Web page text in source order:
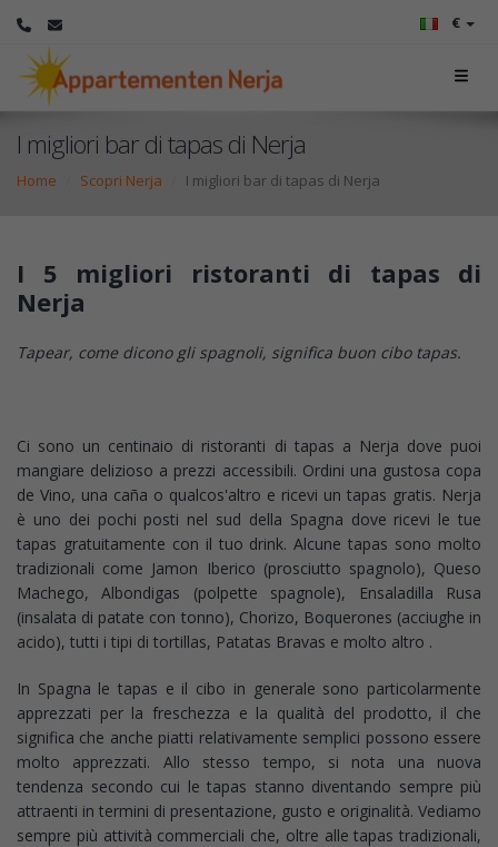
€
I migliori bar di tapas di Nerja
Home Scopri Nerja I migliori bar di tapas di Nerja
I 5 migliori ristoranti di tapas di
Nerja
Tapear, come dicono gli spagnoli, significa buon cibo tapas.
Ci sono un centinaio di ristoranti di tapas a Nerja dove puoi
mangiare delizioso a prezzi accessibili. Ordini una gustosa copa
de Vino, una caña o qualcos'altro e ricevi un tapas gratis. Nerja
è uno dei pochi posti nel sud della Spagna dove ricevi le tue
tapas gratuitamente con il tuo drink. Alcune tapas sono molto
tradizionali come Jamon Iberico (prosciutto spagnolo), Queso
Machego, Albondigas (polpette spagnole), Ensaladilla Rusa
(insalata di patate con tonno), Chorizo, Boquerones (acciughe in
acido), tutti i tipi di tortillas, Patatas Bravas e molto altro .
In Spagna le tapas e il cibo in generale sono particolarmente
apprezzati per la freschezza e la qualità del prodotto, il che
significa che anche piatti relativamente semplici possono essere
molto apprezzati. Allo stesso tempo, si nota una nuova
tendenza secondo cui le tapas stanno diventando sempre più
attraenti in termini di presentazione, gusto e originalità. Vediamo
sempre più attività commerciali che, oltre alle tapas tradizionali,